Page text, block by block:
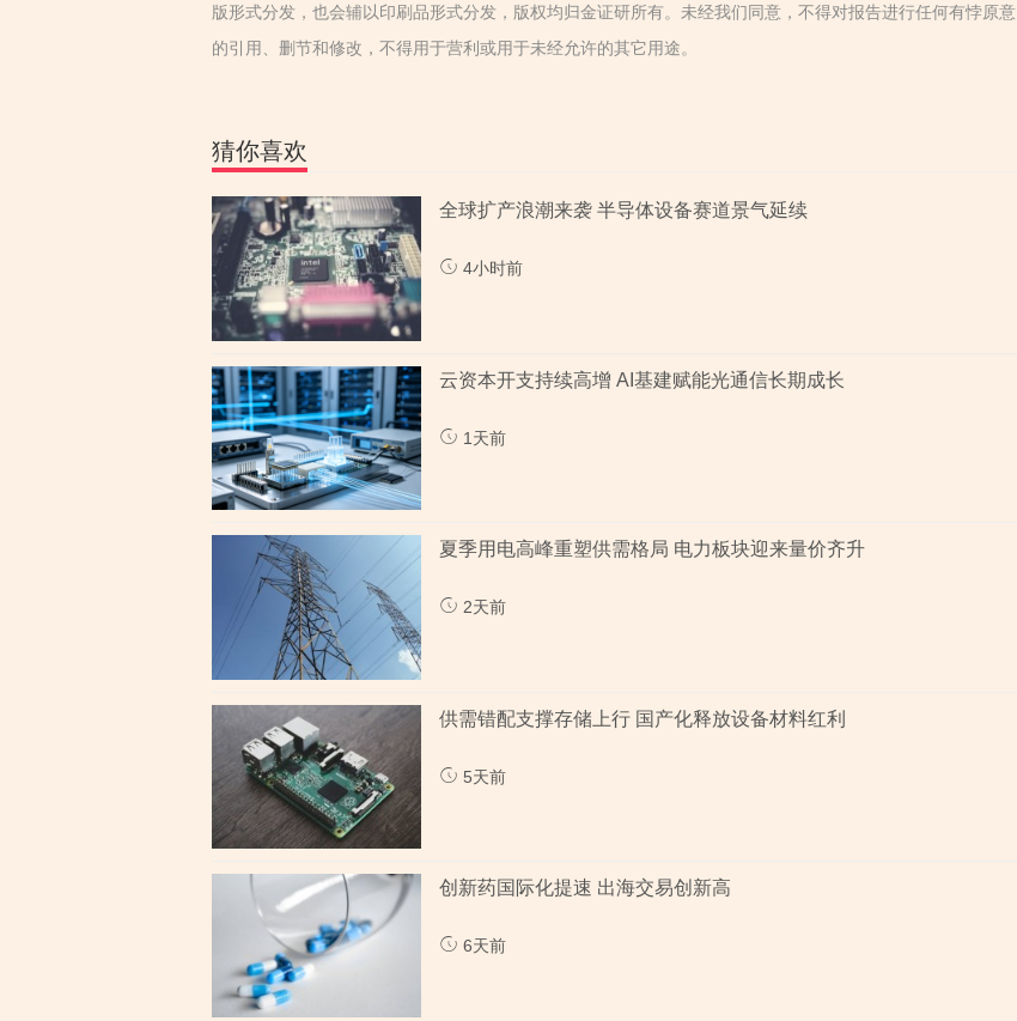
版形式分发，也会辅以印刷品形式分发，版权均归金证研所有。未经我们同意，不得对报告进行任何有悖原意
的引用、删节和修改，不得用于营利或用于未经允许的其它用途。
猜你喜欢
全球扩产浪潮来袭 半导体设备赛道景气延续
4小时前
云资本开支持续高增 AI基建赋能光通信长期成长
1天前
夏季用电高峰重塑供需格局 电力板块迎来量价齐升
2天前
供需错配支撑存储上行 国产化释放设备材料红利
5天前
创新药国际化提速 出海交易创新高
6天前